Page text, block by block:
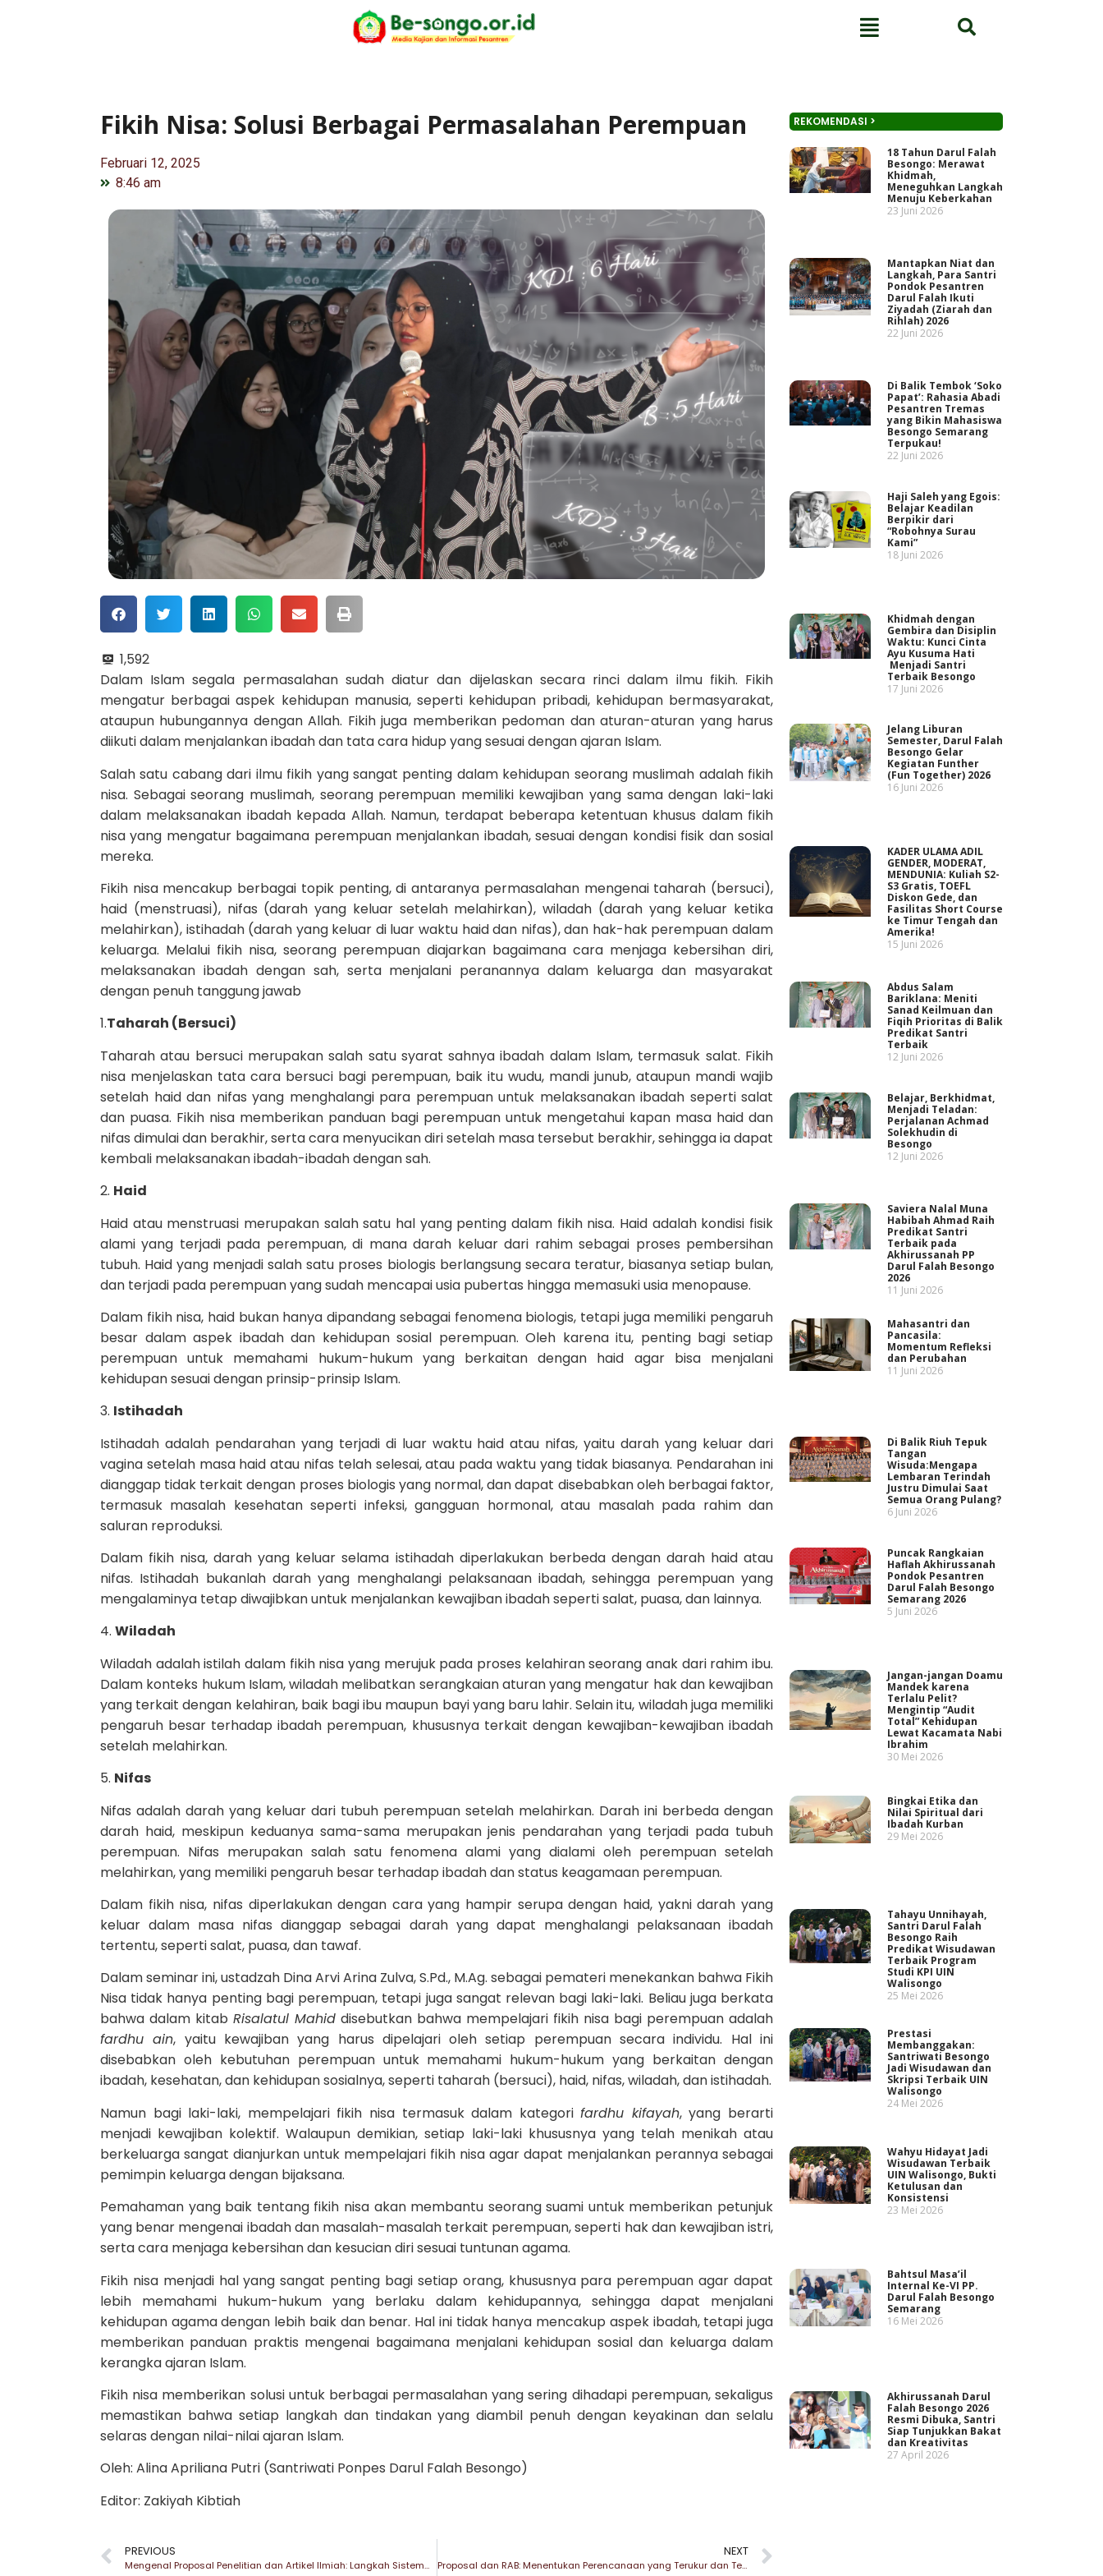
Fikih Nisa: Solusi Berbagai Permasalahan Perempuan
Februari 12, 2025
8:46 am
1,592
Dalam Islam segala permasalahan sudah diatur dan dijelaskan secara rinci dalam ilmu fikih. Fikih
mengatur berbagai aspek kehidupan manusia, seperti kehidupan pribadi, kehidupan bermasyarakat,
ataupun hubungannya dengan Allah. Fikih juga memberikan pedoman dan aturan-aturan yang harus
diikuti dalam menjalankan ibadah dan tata cara hidup yang sesuai dengan ajaran Islam.
Salah satu cabang dari ilmu fikih yang sangat penting dalam kehidupan seorang muslimah adalah fikih
nisa. Sebagai seorang muslimah, seorang perempuan memiliki kewajiban yang sama dengan laki-laki
dalam melaksanakan ibadah kepada Allah. Namun, terdapat beberapa ketentuan khusus dalam fikih
nisa yang mengatur bagaimana perempuan menjalankan ibadah, sesuai dengan kondisi fisik dan sosial
mereka.
Fikih nisa mencakup berbagai topik penting, di antaranya permasalahan mengenai taharah (bersuci),
haid (menstruasi), nifas (darah yang keluar setelah melahirkan), wiladah (darah yang keluar ketika
melahirkan), istihadah (darah yang keluar di luar waktu haid dan nifas), dan hak-hak perempuan dalam
keluarga. Melalui fikih nisa, seorang perempuan diajarkan bagaimana cara menjaga kebersihan diri,
melaksanakan ibadah dengan sah, serta menjalani peranannya dalam keluarga dan masyarakat
dengan penuh tanggung jawab
1.Taharah (Bersuci)
Taharah atau bersuci merupakan salah satu syarat sahnya ibadah dalam Islam, termasuk salat. Fikih
nisa menjelaskan tata cara bersuci bagi perempuan, baik itu wudu, mandi junub, ataupun mandi wajib
setelah haid dan nifas yang menghalangi para perempuan untuk melaksanakan ibadah seperti salat
dan puasa. Fikih nisa memberikan panduan bagi perempuan untuk mengetahui kapan masa haid dan
nifas dimulai dan berakhir, serta cara menyucikan diri setelah masa tersebut berakhir, sehingga ia dapat
kembali melaksanakan ibadah-ibadah dengan sah.
2. Haid
Haid atau menstruasi merupakan salah satu hal yang penting dalam fikih nisa. Haid adalah kondisi fisik
alami yang terjadi pada perempuan, di mana darah keluar dari rahim sebagai proses pembersihan
tubuh. Haid yang menjadi salah satu proses biologis berlangsung secara teratur, biasanya setiap bulan,
dan terjadi pada perempuan yang sudah mencapai usia pubertas hingga memasuki usia menopause.
Dalam fikih nisa, haid bukan hanya dipandang sebagai fenomena biologis, tetapi juga memiliki pengaruh
besar dalam aspek ibadah dan kehidupan sosial perempuan. Oleh karena itu, penting bagi setiap
perempuan untuk memahami hukum-hukum yang berkaitan dengan haid agar bisa menjalani
kehidupan sesuai dengan prinsip-prinsip Islam.
3. Istihadah
Istihadah adalah pendarahan yang terjadi di luar waktu haid atau nifas, yaitu darah yang keluar dari
vagina setelah masa haid atau nifas telah selesai, atau pada waktu yang tidak biasanya. Pendarahan ini
dianggap tidak terkait dengan proses biologis yang normal, dan dapat disebabkan oleh berbagai faktor,
termasuk masalah kesehatan seperti infeksi, gangguan hormonal, atau masalah pada rahim dan
saluran reproduksi.
Dalam fikih nisa, darah yang keluar selama istihadah diperlakukan berbeda dengan darah haid atau
nifas. Istihadah bukanlah darah yang menghalangi pelaksanaan ibadah, sehingga perempuan yang
mengalaminya tetap diwajibkan untuk menjalankan kewajiban ibadah seperti salat, puasa, dan lainnya.
4. Wiladah
Wiladah adalah istilah dalam fikih nisa yang merujuk pada proses kelahiran seorang anak dari rahim ibu.
Dalam konteks hukum Islam, wiladah melibatkan serangkaian aturan yang mengatur hak dan kewajiban
yang terkait dengan kelahiran, baik bagi ibu maupun bayi yang baru lahir. Selain itu, wiladah juga memiliki
pengaruh besar terhadap ibadah perempuan, khususnya terkait dengan kewajiban-kewajiban ibadah
setelah melahirkan.
5. Nifas
Nifas adalah darah yang keluar dari tubuh perempuan setelah melahirkan. Darah ini berbeda dengan
darah haid, meskipun keduanya sama-sama merupakan jenis pendarahan yang terjadi pada tubuh
perempuan. Nifas merupakan salah satu fenomena alami yang dialami oleh perempuan setelah
melahirkan, yang memiliki pengaruh besar terhadap ibadah dan status keagamaan perempuan.
Dalam fikih nisa, nifas diperlakukan dengan cara yang hampir serupa dengan haid, yakni darah yang
keluar dalam masa nifas dianggap sebagai darah yang dapat menghalangi pelaksanaan ibadah
tertentu, seperti salat, puasa, dan tawaf.
Dalam seminar ini, ustadzah Dina Arvi Arina Zulva, S.Pd., M.Ag. sebagai pemateri menekankan bahwa Fikih
Nisa tidak hanya penting bagi perempuan, tetapi juga sangat relevan bagi laki-laki. Beliau juga berkata
bahwa dalam kitab Risalatul Mahid disebutkan bahwa mempelajari fikih nisa bagi perempuan adalah
fardhu ain, yaitu kewajiban yang harus dipelajari oleh setiap perempuan secara individu. Hal ini
disebabkan oleh kebutuhan perempuan untuk memahami hukum-hukum yang berkaitan dengan
ibadah, kesehatan, dan kehidupan sosialnya, seperti taharah (bersuci), haid, nifas, wiladah, dan istihadah.
Namun bagi laki-laki, mempelajari fikih nisa termasuk dalam kategorifardhu kifayah, yang berarti
menjadi kewajiban kolektif. Walaupun demikian, setiap laki-laki khususnya yang telah menikah atau
berkeluarga sangat dianjurkan untuk mempelajari fikih nisa agar dapat menjalankan perannya sebagai
pemimpin keluarga dengan bijaksana.
Pemahaman yang baik tentang fikih nisa akan membantu seorang suami untuk memberikan petunjuk
yang benar mengenai ibadah dan masalah-masalah terkait perempuan, seperti hak dan kewajiban istri,
serta cara menjaga kebersihan dan kesucian diri sesuai tuntunan agama.
Fikih nisa menjadi hal yang sangat penting bagi setiap orang, khususnya para perempuan agar dapat
lebih memahami hukum-hukum yang berlaku dalam kehidupannya, sehingga dapat menjalani
kehidupan agama dengan lebih baik dan benar. Hal ini tidak hanya mencakup aspek ibadah, tetapi juga
memberikan panduan praktis mengenai bagaimana menjalani kehidupan sosial dan keluarga dalam
kerangka ajaran Islam.
Fikih nisa memberikan solusi untuk berbagai permasalahan yang sering dihadapi perempuan, sekaligus
memastikan bahwa setiap langkah dan tindakan yang diambil penuh dengan keyakinan dan selalu
selaras dengan nilai-nilai ajaran Islam.
Oleh: Alina Apriliana Putri (Santriwati Ponpes Darul Falah Besongo)
Editor: Zakiyah Kibtiah
PREVIOUS
Mengenal Proposal Penelitian dan Artikel Ilmiah: Langkah Sistematis Menuju publikasi Berkualitas
NEXT
Proposal dan RAB: Menentukan Perencanaan yang Terukur dan Terstruktur
REKOMENDASI >
18 Tahun Darul Falah
Besongo: Merawat
Khidmah,
Meneguhkan Langkah
Menuju Keberkahan
23 Juni 2026
Mantapkan Niat dan
Langkah, Para Santri
Pondok Pesantren
Darul Falah Ikuti
Ziyadah (Ziarah dan
Rihlah) 2026
22 Juni 2026
Di Balik Tembok ‘Soko
Papat’: Rahasia Abadi
Pesantren Tremas
yang Bikin Mahasiswa
Besongo Semarang
Terpukau!
22 Juni 2026
Haji Saleh yang Egois:
Belajar Keadilan
Berpikir dari
“Robohnya Surau
Kami”
18 Juni 2026
Khidmah dengan
Gembira dan Disiplin
Waktu: Kunci Cinta
Ayu Kusuma Hati
Menjadi Santri
Terbaik Besongo
17 Juni 2026
Jelang Liburan
Semester, Darul Falah
Besongo Gelar
Kegiatan Funther
(Fun Together) 2026
16 Juni 2026
KADER ULAMA ADIL
GENDER, MODERAT,
MENDUNIA: Kuliah S2-
S3 Gratis, TOEFL
Diskon Gede, dan
Fasilitas Short Course
ke Timur Tengah dan
Amerika!
15 Juni 2026
Abdus Salam
Bariklana: Meniti
Sanad Keilmuan dan
Fiqih Prioritas di Balik
Predikat Santri
Terbaik
12 Juni 2026
Belajar, Berkhidmat,
Menjadi Teladan:
Perjalanan Achmad
Solekhudin di
Besongo
12 Juni 2026
Saviera Nalal Muna
Habibah Ahmad Raih
Predikat Santri
Terbaik pada
Akhirussanah PP
Darul Falah Besongo
2026
11 Juni 2026
Mahasantri dan
Pancasila:
Momentum Refleksi
dan Perubahan
11 Juni 2026
Di Balik Riuh Tepuk
Tangan
Wisuda:Mengapa
Lembaran Terindah
Justru Dimulai Saat
Semua Orang Pulang?
6 Juni 2026
Puncak Rangkaian
Haflah Akhirussanah
Pondok Pesantren
Darul Falah Besongo
Semarang 2026
5 Juni 2026
Jangan-jangan Doamu
Mandek karena
Terlalu Pelit?
Mengintip “Audit
Total” Kehidupan
Lewat Kacamata Nabi
Ibrahim
30 Mei 2026
Bingkai Etika dan
Nilai Spiritual dari
Ibadah Kurban
29 Mei 2026
Tahayu Unnihayah,
Santri Darul Falah
Besongo Raih
Predikat Wisudawan
Terbaik Program
Studi KPI UIN
Walisongo
25 Mei 2026
Prestasi
Membanggakan:
Santriwati Besongo
Jadi Wisudawan dan
Skripsi Terbaik UIN
Walisongo
24 Mei 2026
Wahyu Hidayat Jadi
Wisudawan Terbaik
UIN Walisongo, Bukti
Ketulusan dan
Konsistensi
23 Mei 2026
Bahtsul Masa’il
Internal Ke-VI PP.
Darul Falah Besongo
Semarang
16 Mei 2026
Akhirussanah Darul
Falah Besongo 2026
Resmi Dibuka, Santri
Siap Tunjukkan Bakat
dan Kreativitas
27 April 2026